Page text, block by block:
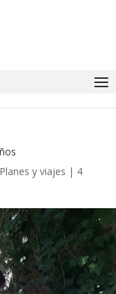
Planes y viajes | 4